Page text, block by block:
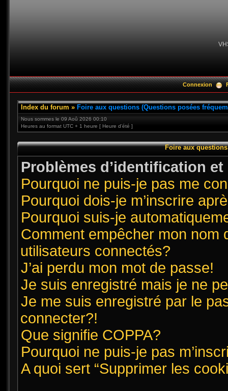
Connexion
Index du forum » Foire aux questions (Questions posées
Nous sommes le 09 Aoû 2026 00:10
Heures au format UTC + 1 heure [ Heure d’été ]
Foire aux
Problèmes d’identification
Pourquoi ne puis-je pas me
Pourquoi dois-je m’inscrire
Pourquoi suis-je
Comment empêcher mon nom
utilisateurs connectés?
J’ai perdu mon mot de passe!
Je suis enregistré mais je ne
Je me suis enregistré par le
connecter?!
Que signifie COPPA?
Pourquoi ne puis-je pas
A quoi sert “Supprimer les